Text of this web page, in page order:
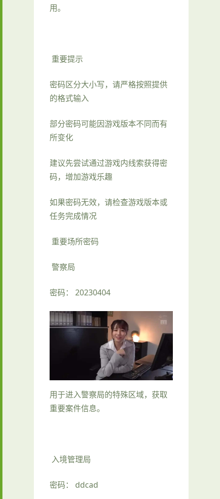
用。
重要提示
密码区分大小写，请严格按照提供
的格式输入
部分密码可能因游戏版本不同而有
所变化
建议先尝试通过游戏内线索获得密
码，增加游戏乐趣
如果密码无效，请检查游戏版本或
任务完成情况
重要场所密码
警察局
密码： 20230404
用于进入警察局的特殊区域，获取
重要案件信息。
入境管理局
密码： ddcad